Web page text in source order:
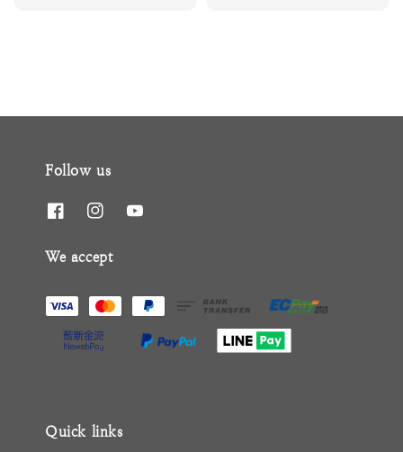
Follow us
We accept
Quick links